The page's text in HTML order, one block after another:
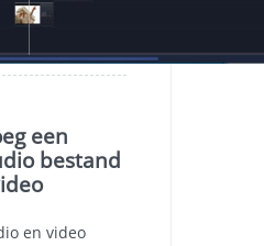
een
bestand
en video